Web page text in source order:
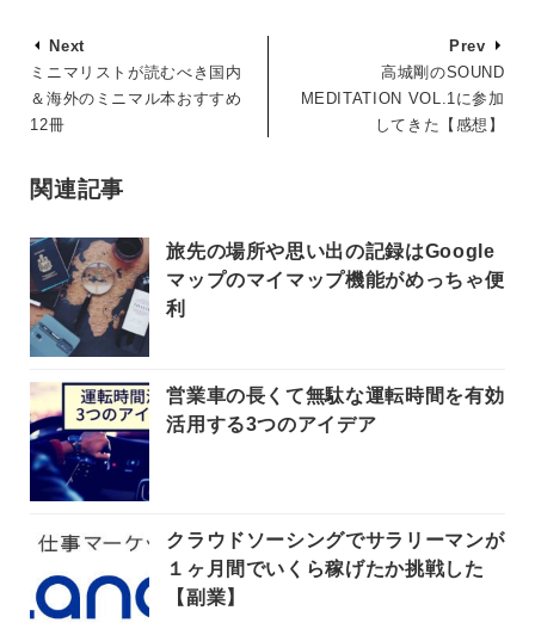
Next
ミニマリストが読むべき国内
＆海外のミニマル本おすすめ
12冊
Prev
高城剛のSOUND
MEDITATION VOL.1に参加
してきた【感想】
関連記事
旅先の場所や思い出の記録はGoogle
マップのマイマップ機能がめっちゃ便
利
営業車の長くて無駄な運転時間を有効
活用する3つのアイデア
クラウドソーシングでサラリーマンが
１ヶ月間でいくら稼げたか挑戦した
【副業】